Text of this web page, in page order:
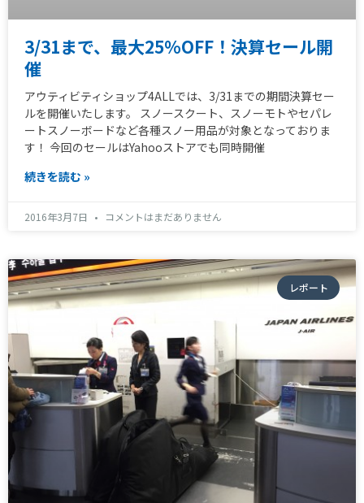
3/31まで、最大25％OFF！決算セール開
催
アウティビティショップ4ALLでは、3/31までの期間決算セー
ルを開催いたします。 スノースクート、スノーモトやセパレ
ートスノーボードなど各種スノー用品が対象となっておりま
す！ 今回のセールはYahooストアでも同時開催
続きを読む »
2016年3月7日 コメントはまだありません
レポート